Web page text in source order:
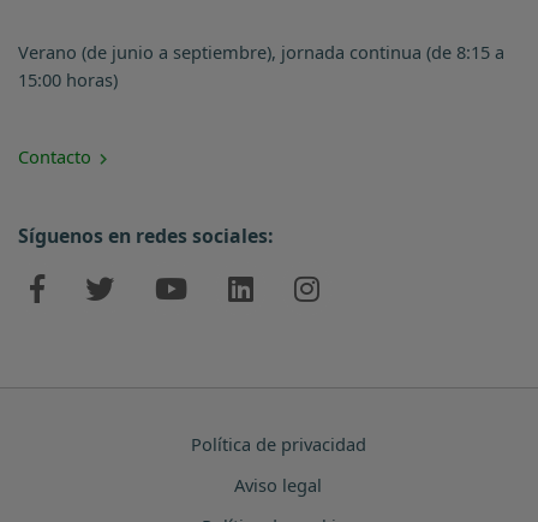
Verano (de junio a septiembre), jornada continua (de 8:15 a
15:00 horas)
Contacto
Síguenos en redes sociales:
Política de privacidad
Aviso legal